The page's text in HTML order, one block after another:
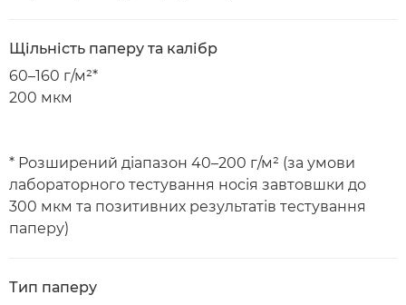
Щільність паперу та калібр
60–160 г/м²*
200 мкм
* Розширений діапазон 40–200 г/м² (за умови
лабораторного тестування носія завтовшки до
300 мкм та позитивних результатів тестування
паперу)
Тип паперу